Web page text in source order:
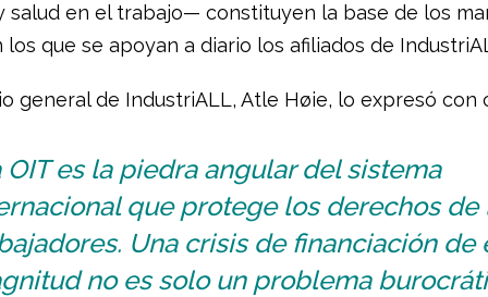
salud en el trabajo— constituyen la base de los
los que se apoyan a diario los afiliados de
general de IndustriALL, Atle Høie, lo expresó con
OIT es la piedra angular del sistema
que protege los derechos de
Una crisis de financiación de
no es solo un problema